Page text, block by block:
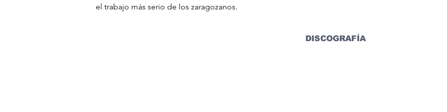
el trabajo más serio de los zaragozanos.
DISCOGRAFÍA